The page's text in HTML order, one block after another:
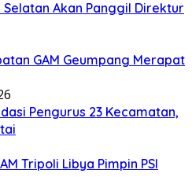
Selatan Akan Panggil Direktur
GAM Geumpang Merapat
Pengurus 23 Kecamatan,
Tripoli Libya Pimpin PSI